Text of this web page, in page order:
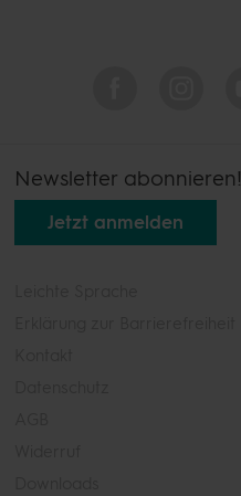
Newsletter abonnieren!
Jetzt anmelden